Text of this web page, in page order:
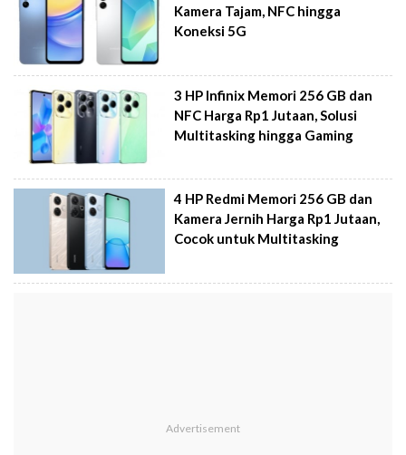
Kamera Tajam, NFC hingga
Koneksi 5G
3 HP Infinix Memori 256 GB dan
NFC Harga Rp1 Jutaan, Solusi
Multitasking hingga Gaming
4 HP Redmi Memori 256 GB dan
Kamera Jernih Harga Rp1 Jutaan,
Cocok untuk Multitasking